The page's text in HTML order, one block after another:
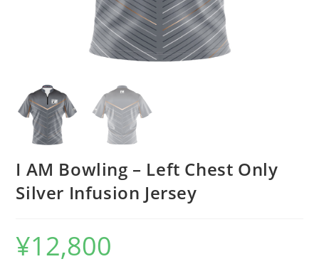
I AM Bowling – Left Chest Only
Silver Infusion Jersey
¥12,800